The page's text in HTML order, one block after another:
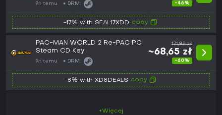
9h temu DRM: -46%
-17% with SEAL17XDD copy
PAC-MAN WORLD 2 Re-PAC PC
Steam CD Key
9h temu DRM:
171,89 zł
~68,65 zł
-60%
-8% with XD8DEALS copy
+Więcej